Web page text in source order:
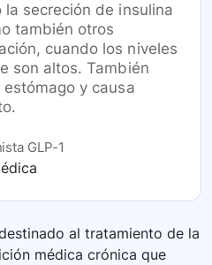
secreción de insulina
también otros
cuando los niveles
son altos. También
y causa
GLP-1
al tratamiento de la
médica crónica que